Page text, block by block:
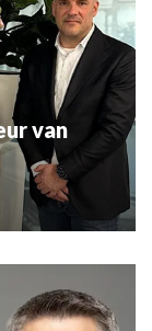
van